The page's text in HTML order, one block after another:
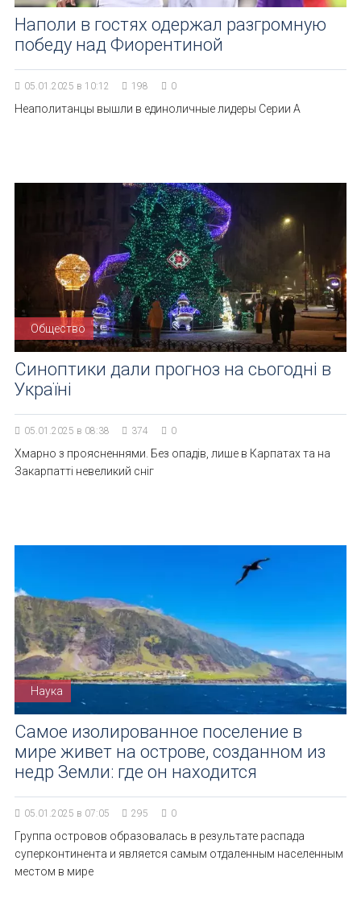
Наполи в гостях одержал разгромную
победу над Фиорентиной
05.01.2025 в 10:12 198 0
Неаполитанцы вышли в единоличные лидеры Серии А
Общество
Синоптики дали прогноз на сьогодні в
Україні
05.01.2025 в 08:38 374 0
Хмарно з проясненнями. Без опадів, лише в Карпатах та на
Закарпатті невеликий сніг
Наука
Самое изолированное поселение в
мире живет на острове, созданном из
недр Земли: где он находится
05.01.2025 в 07:05 295 0
Группа островов образовалась в результате распада
суперконтинента и является самым отдаленным населенным
местом в мире